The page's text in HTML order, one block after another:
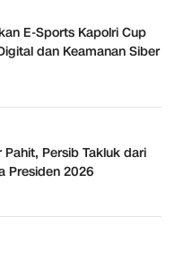
E-Sports Kapolri Cup
dan Keamanan Siber
Persib Takluk dari
Presiden 2026